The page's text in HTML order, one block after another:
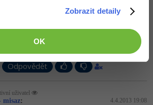
Zobrazit detaily
OK
: 4.4.2013 18:55
na špatného uživatele
Odpovědět
uživatel
misaz: 4.4.2013 19:08